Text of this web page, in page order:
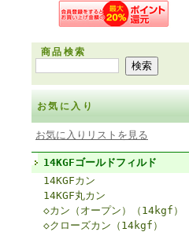
商品検索
お気に入り
お気に入りリストを見る
14KGFゴールドフィルド
14KGFカン
14KGF丸カン
◇カン（オープン）（14kgf）
◇クローズカン（14kgf）